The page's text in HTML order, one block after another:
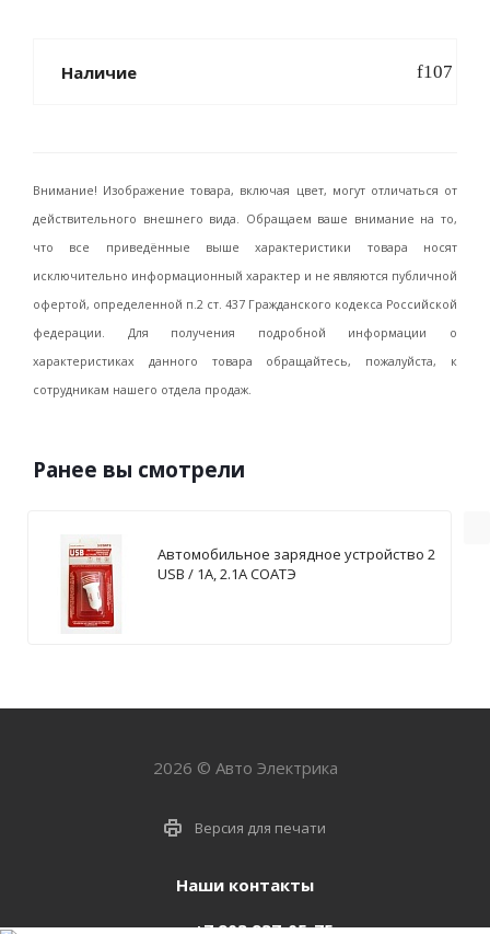
Наличие
Внимание! Изображение товара, включая цвет, могут отличаться от
действительного внешнего вида. Обращаем ваше внимание на то,
что все приведённые выше характеристики товара носят
исключительно информационный характер и не являются публичной
офертой, определенной п.2 ст. 437 Гражданского кодекса Российской
федерации. Для получения подробной информации о
характеристиках данного товара обращайтесь, пожалуйста, к
сотрудникам нашего отдела продаж.
Ранее вы смотрели
Автомобильное зарядное устройство 2
USB / 1А, 2.1А СОАТЭ
2026 © Авто Электрика
Версия для печати
Наши контакты
+7 903 937-05-75